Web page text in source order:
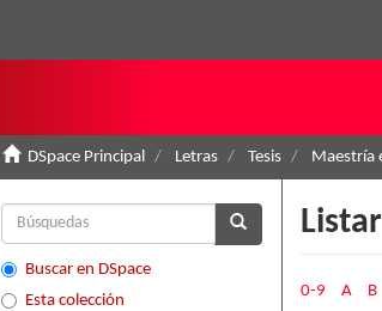
DSpace Principal Letras Tesis Maestría
0-9 A B
Buscar en DSpace
Esta colección